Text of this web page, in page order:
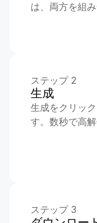
は、両方を組
ステップ 2
生成
生成をクリッ
す。数秒で高
ステップ 3